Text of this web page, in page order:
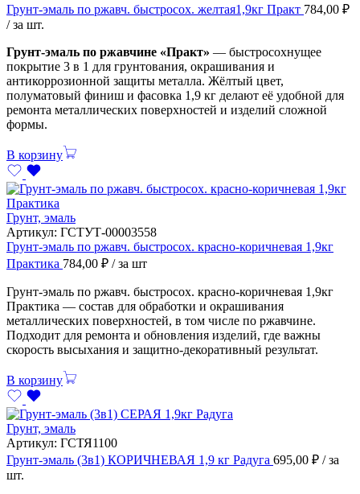
Грунт-эмаль по ржавч. быстросох. желтая1,9кг Практ 784,00 ₽
/ за шт.
Грунт-эмаль по ржавчине «Практ» — быстросохнущее
покрытие 3 в 1 для грунтования, окрашивания и
антикоррозионной защиты металла. Жёлтый цвет,
полуматовый финиш и фасовка 1,9 кг делают её удобной для
ремонта металлических поверхностей и изделий сложной
формы.
В корзину
Грунт, эмаль
Артикул: ГСТУТ-00003558
Грунт-эмаль по ржавч. быстросох. красно-коричневая 1,9кг
Практика 784,00 ₽ / за шт
Грунт-эмаль по ржавч. быстросох. красно-коричневая 1,9кг
Практика — состав для обработки и окрашивания
металлических поверхностей, в том числе по ржавчине.
Подходит для ремонта и обновления изделий, где важны
скорость высыхания и защитно-декоративный результат.
В корзину
Грунт, эмаль
Артикул: ГСТЯ1100
Грунт-эмаль (3в1) КОРИЧНЕВАЯ 1,9 кг Радуга 695,00 ₽ / за
шт.